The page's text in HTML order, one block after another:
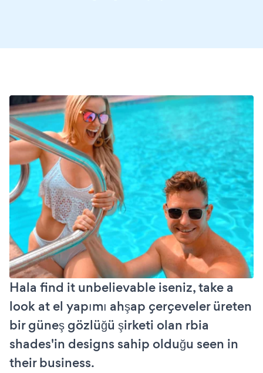
Hala find it unbelievable iseniz, take a
look at el yapımı ahşap çerçeveler üreten
bir güneş gözlüğü şirketi olan rbia
shades'in designs sahip olduğu seen in
their business.